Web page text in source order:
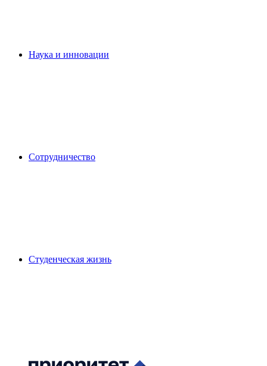
Наука и инновации
Сотрудничество
Студенческая жизнь